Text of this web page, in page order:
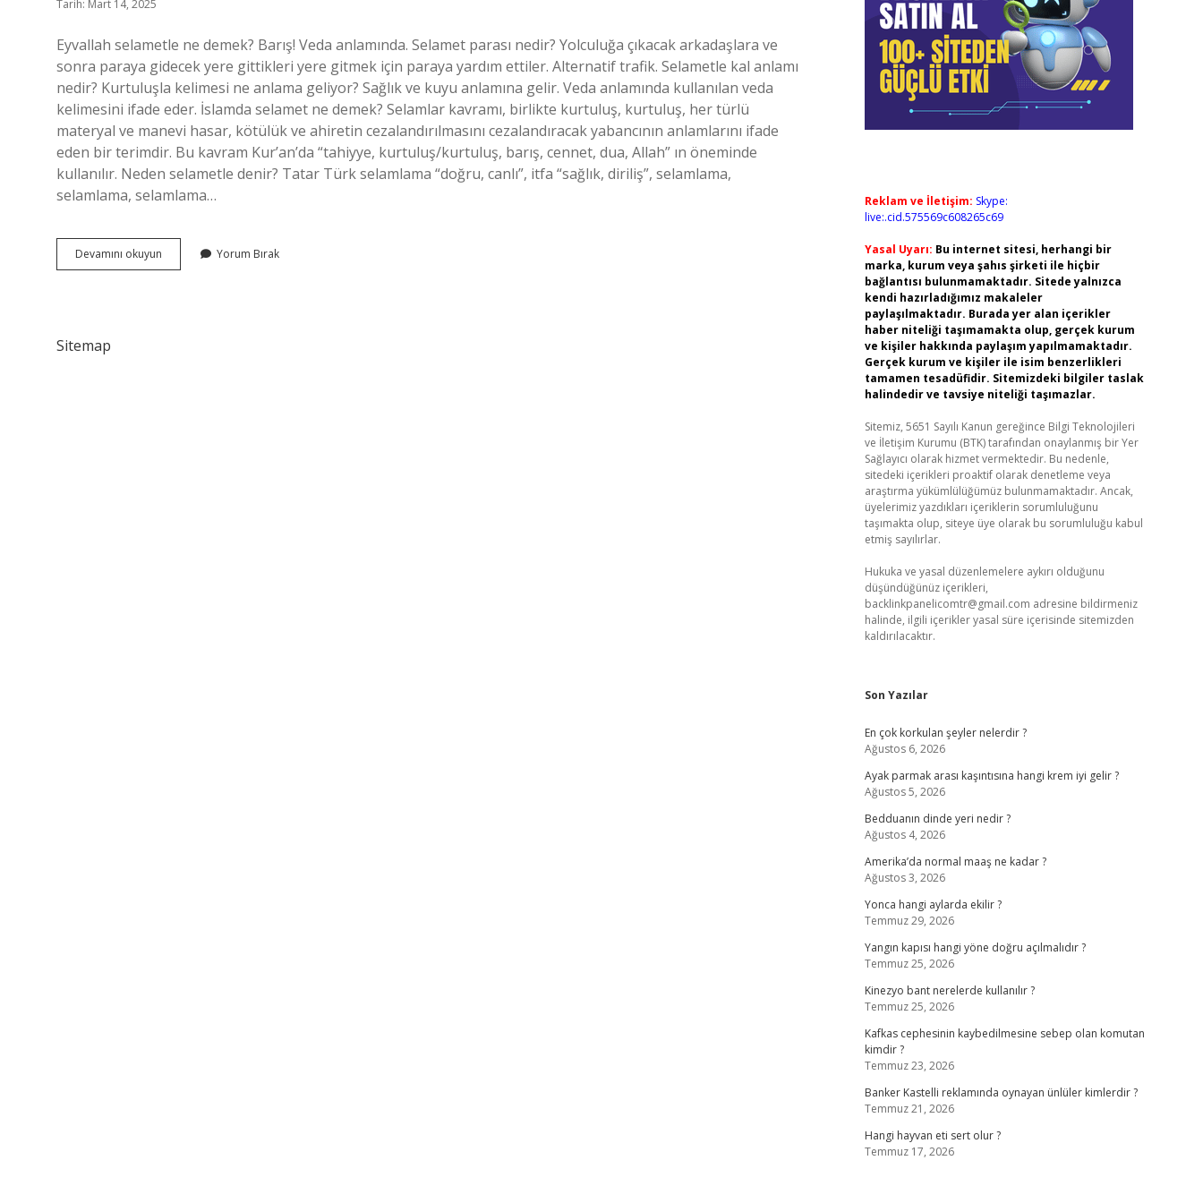
Tarih: Mart 14, 2025
Eyvallah selametle ne demek? Barış! Veda anlamında. Selamet parası nedir? Yolculuğa çıkacak arkadaşlara ve
sonra paraya gidecek yere gittikleri yere gitmek için paraya yardım ettiler. Alternatif trafik. Selametle kal anlamı
nedir? Kurtuluşla kelimesi ne anlama geliyor? Sağlık ve kuyu anlamına gelir. Veda anlamında kullanılan veda
kelimesini ifade eder. İslamda selamet ne demek? Selamlar kavramı, birlikte kurtuluş, kurtuluş, her türlü
materyal ve manevi hasar, kötülük ve ahiretin cezalandırılmasını cezalandıracak yabancının anlamlarını ifade
eden bir terimdir. Bu kavram Kur’an’da “tahiyye, kurtuluş/kurtuluş, barış, cennet, dua, Allah” ın öneminde
kullanılır. Neden selametle denir? Tatar Türk selamlama “doğru, canlı”, itfa “sağlık, diriliş”, selamlama,
selamlama, selamlama…
Devamını okuyun Selamette
Ne
Yorum Bırak
Sitemap
Reklam ve İletişim: Skype:
live:.cid.575569c608265c69
Yasal Uyarı: Bu internet sitesi, herhangi bir
marka, kurum veya şahıs şirketi ile hiçbir
bağlantısı bulunmamaktadır. Sitede yalnızca
kendi hazırladığımız makaleler
paylaşılmaktadır. Burada yer alan içerikler
haber niteliği taşımamakta olup, gerçek kurum
ve kişiler hakkında paylaşım yapılmamaktadır.
Gerçek kurum ve kişiler ile isim benzerlikleri
tamamen tesadüfidir. Sitemizdeki bilgiler taslak
halindedir ve tavsiye niteliği taşımazlar.
Sitemiz, 5651 Sayılı Kanun gereğince Bilgi Teknolojileri
ve İletişim Kurumu (BTK) tarafından onaylanmış bir Yer
Sağlayıcı olarak hizmet vermektedir. Bu nedenle,
sitedeki içerikleri proaktif olarak denetleme veya
araştırma yükümlülüğümüz bulunmamaktadır. Ancak,
üyelerimiz yazdıkları içeriklerin sorumluluğunu
taşımakta olup, siteye üye olarak bu sorumluluğu kabul
etmiş sayılırlar.
Hukuka ve yasal düzenlemelere aykırı olduğunu
düşündüğünüz içerikleri,
backlinkpanelicomtr@gmail.com adresine bildirmeniz
halinde, ilgili içerikler yasal süre içerisinde sitemizden
kaldırılacaktır.
Son Yazılar
En çok korkulan şeyler nelerdir ?
Ağustos 6, 2026
Ayak parmak arası kaşıntısına hangi krem iyi gelir ?
Ağustos 5, 2026
Bedduanın dinde yeri nedir ?
Ağustos 4, 2026
Amerika’da normal maaş ne kadar ?
Ağustos 3, 2026
Yonca hangi aylarda ekilir ?
Temmuz 29, 2026
Yangın kapısı hangi yöne doğru açılmalıdır ?
Temmuz 25, 2026
Kinezyo bant nerelerde kullanılır ?
Temmuz 25, 2026
Kafkas cephesinin kaybedilmesine sebep olan komutan
kimdir ?
Temmuz 23, 2026
Banker Kastelli reklamında oynayan ünlüler kimlerdir ?
Temmuz 21, 2026
Hangi hayvan eti sert olur ?
Temmuz 17, 2026